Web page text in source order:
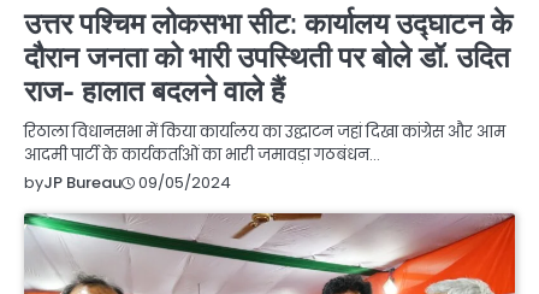
उत्तर पश्चिम लोकसभा सीट: कार्यालय उद्घाटन के
दौरान जनता को भारी उपस्थिती पर बोले डॉ. उदित
राज- हालात बदलने वाले हैं
रिठाला विधानसभा में किया कार्यालय का उद्घाटन जहां दिखा कांग्रेस और आम
आदमी पार्टी के कार्यकर्ताओं का भारी जमावड़ा गठबंधन…
byJP Bureau 09/05/2024